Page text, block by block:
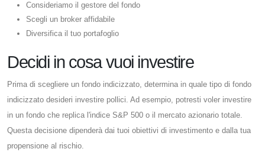
Consideriamo il gestore del fondo
Scegli un broker affidabile
Diversifica il tuo portafoglio
Decidi in cosa vuoi investire
Prima di scegliere un fondo indicizzato, determina in quale tipo di fondo
indicizzato desideri investire pollici. Ad esempio, potresti voler investire
in un fondo che replica l'indice S&P 500 o il mercato azionario totale.
Questa decisione dipenderà dai tuoi obiettivi di investimento e dalla tua
propensione al rischio.